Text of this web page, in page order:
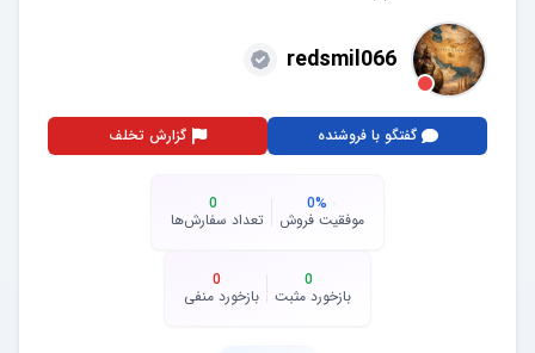
redsmil066
گفتگو با فروشنده گزارش تخلف
0%
موفقیت فروش
0
تعداد سفارش‌ها
0
بازخورد مثبت
0
بازخورد منفی